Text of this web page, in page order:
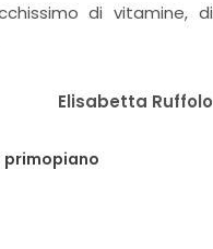
di vitamine, di
Elisabetta Ruffolo
primopiano